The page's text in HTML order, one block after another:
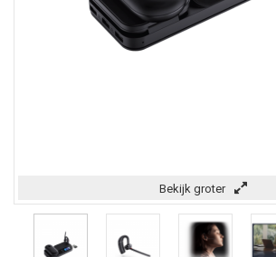
Bekijk groter